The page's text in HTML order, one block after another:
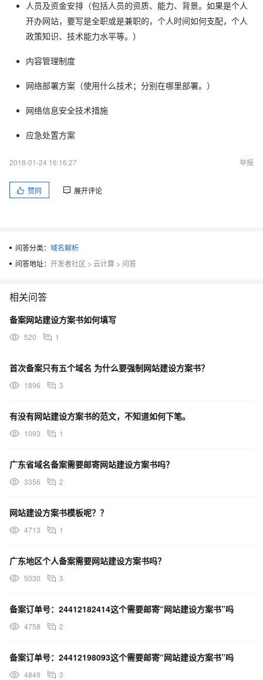
人员及资金安排（包括人员的资质、能力、背景。如果是个人
开办网站，要写是全职或是兼职的，个人时间如何支配，个人
政策知识、技术能力水平等。）
内容管理制度
网络部署方案（使用什么技术；分别在哪里部署。）
网络信息安全技术措施
应急处置方案
2018-01-24 16:16:27 举报
赞同 展开评论
问答分类： 域名解析
问答地址： 开发者社区 > 云计算 > 问答
相关问答
备案网站建设方案书如何填写
520 1
首次备案只有五个域名 为什么要强制网站建设方案书？
1896 3
有没有网站建设方案书的范文，不知道如何下笔。
1093 1
广东省域名备案需要邮寄网站建设方案书吗？
3356 2
网站建设方案书模板呢？？
4713 1
广东地区个人备案需要网站建设方案书吗？
5030 3
备案订单号：24412182414这个需要邮寄“网站建设方案书”吗
4758 2
备案订单号：24412198093这个需要邮寄“网站建设方案书”吗
4849 3